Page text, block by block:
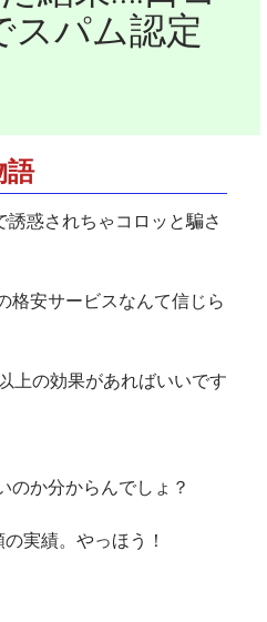
スパム認定
語
誘惑されちゃコロッと騙さ
格安サービスなんて信じら
上の効果があればいいです
のか分からんでしょ？
実績。やっほう！